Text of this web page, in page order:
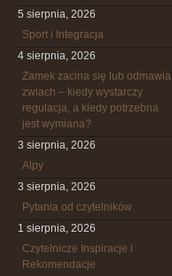
5 sierpnia, 2026
Sport i Integracja
4 sierpnia, 2026
Zamek zacina się lub odmawia
zwiach – kiedy wystarczy
regulacja, a kiedy potrzebna
jest wymiana?
3 sierpnia, 2026
Alpy
3 sierpnia, 2026
Pytania od czytelników
1 sierpnia, 2026
Czytelnicze Inspiracje i
Rekomendacje